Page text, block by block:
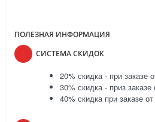
ПОЛЕЗНАЯ ИНФОРМАЦИЯ
СИСТЕМА СКИДОК
20% скидка - при заказе
30% скидка - приз заказе
40% скидка при заказе